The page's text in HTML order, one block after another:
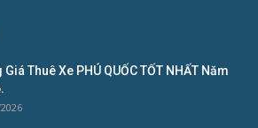
Giá Thuê Xe PHÚ QUỐC TỐT NHẤT Năm